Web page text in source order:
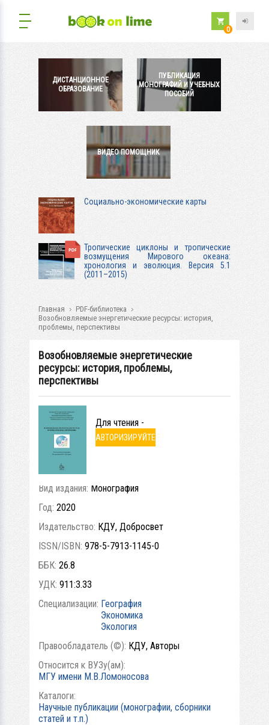
0
ДИСТАНЦИОННОЕ
ОБРАЗОВАНИЕ
ПУБЛИКАЦИЯ
МОНОГРАФИЙ И УЧЕБНЫХ
ПОСОБИЙ
ВИДЕО ПОМОЩНИК
Социально-экономические карты
Тропические циклоны и тропические
возмущения Мирового океана:
хронология и эволюция. Версия 5.1
(2011–2015)
Главная
PDF-библиотека
Возобновляемые энергетические ресурсы: история,
проблемы, перспективы
Возобновляемые энергетические
ресурсы: история, проблемы,
перспективы
Для чтения -
АВТОРИЗИРУЙТЕ
Вид издания: Монография
Год: 2020
Издательство: КДУ, Добросвет
ISSN/ISBN: 978-5-7913-1145-0
ББК: 26.8
УДК: 911:3.33
Специализации: География
Экономика
Экология
Правообладатель (©): КДУ, Авторы
Относится к ВУЗу(ам):
МГУ имени М.В.Ломоносова
Каталоги:
Научные публикации (монографии, сборники
статей и т.п.)